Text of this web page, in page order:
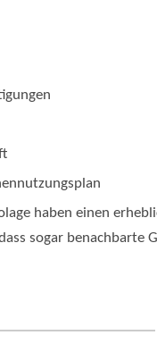
haben einen
sogar benachbarte